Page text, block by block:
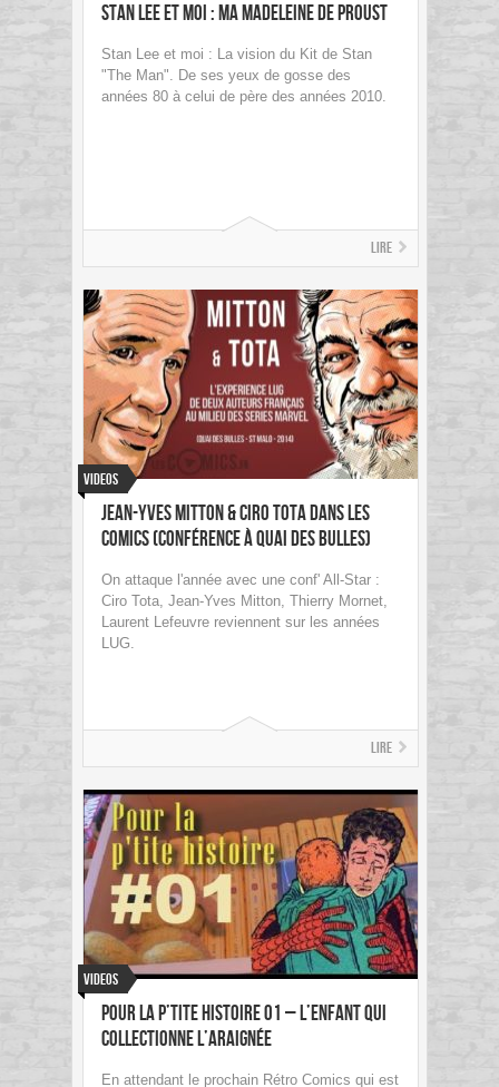
Stan Lee et moi : Ma Madeleine de Proust
Stan Lee et moi : La vision du Kit de Stan
"The Man". De ses yeux de gosse des
années 80 à celui de père des années 2010.
Lire
Videos
Jean-Yves Mitton & Ciro Tota dans les
comics (Conférence à Quai Des Bulles)
On attaque l'année avec une conf' All-Star :
Ciro Tota, Jean-Yves Mitton, Thierry Mornet,
Laurent Lefeuvre reviennent sur les années
LUG.
Lire
Videos
POUR LA P’TITE HISTOIRE 01 – L’ENFANT QUI
COLLECTIONNE L’ARAIGNÉE
En attendant le prochain Rétro Comics qui est